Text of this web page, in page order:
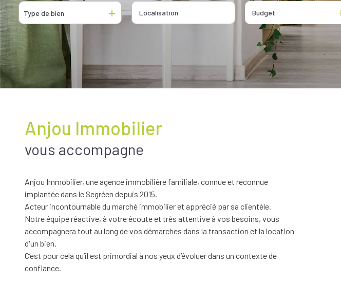
De l'ancien
De l'immo pro
De l'immo pro
Type de bien Budget
Anjou Immobilier
vous accompagne
Anjou Immobilier, une agence immobilière familiale, connue et reconnue
implantée dans le Segréen depuis 2015.
Acteur incontournable du marché immobilier et apprécié par sa clientèle.
Notre équipe réactive, à votre écoute et très attentive à vos besoins, vous
accompagnera tout au long de vos démarches dans la transaction et la location
d'un bien.
C’est pour cela qu’il est primordial à nos yeux d’évoluer dans un contexte de
confiance.